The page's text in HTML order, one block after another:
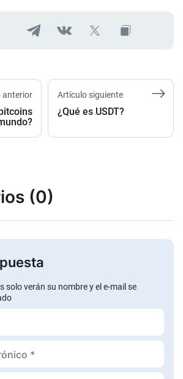
anterior Artículo siguiente
¿Qué es USDT?
(0)
solo verán su nombre y el e-mail se